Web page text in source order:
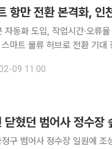
자동화 도입, 작업시간·오
브로 전환 기대 정부가 스마트 항만과 물류 디지털화를 미래 해운물류 경쟁력
. 자동화 수준을 높인 항만
09 11:00
혔던 범어사 정수장
구 범어사 정수장 일원에 조